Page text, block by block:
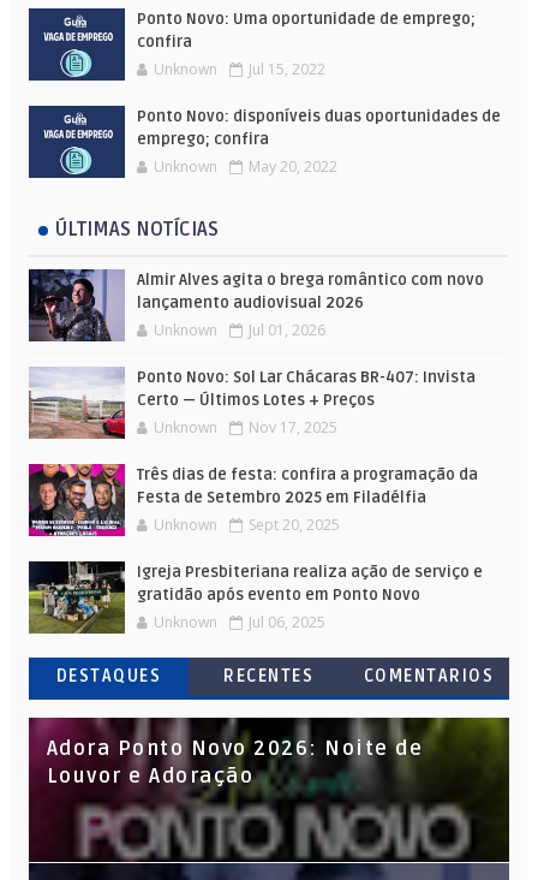
Ponto Novo: Uma oportunidade de emprego;
confira
Unknown Jul 15, 2022
Ponto Novo: disponíveis duas oportunidades de
emprego; confira
Unknown May 20, 2022
ÚLTIMAS NOTÍCIAS
Almir Alves agita o brega romântico com novo
lançamento audiovisual 2026
Unknown Jul 01, 2026
Ponto Novo: Sol Lar Chácaras BR-407: Invista
Certo — Últimos Lotes + Preços
Unknown Nov 17, 2025
Três dias de festa: confira a programação da
Festa de Setembro 2025 em Filadélfia
Unknown Sept 20, 2025
Igreja Presbiteriana realiza ação de serviço e
gratidão após evento em Ponto Novo
Unknown Jul 06, 2025
DESTAQUES RECENTES COMENTARIOS
Adora Ponto Novo 2026: Noite de
Louvor e Adoração